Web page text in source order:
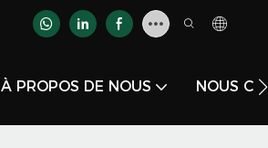
À PROPOS DE NOUS NOUS